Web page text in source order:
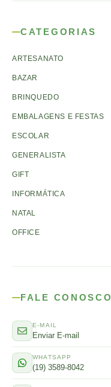
CATEGORIAS
ARTESANATO
BAZAR
BRINQUEDO
EMBALAGENS E FESTAS
ESCOLAR
GENERALISTA
GIFT
INFORMÁTICA
NATAL
OFFICE
FALE CONOSCO
E-MAIL
Enviar E-mail
WHATSAPP
(19) 3589-8042